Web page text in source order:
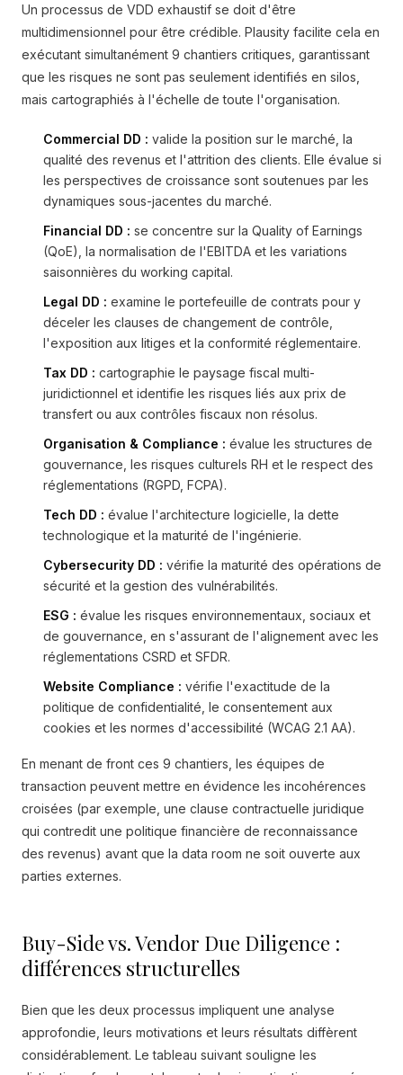
Un processus de VDD exhaustif se doit d'être
multidimensionnel pour être crédible. Plausity facilite cela en
exécutant simultanément 9 chantiers critiques, garantissant
que les risques ne sont pas seulement identifiés en silos,
mais cartographiés à l'échelle de toute l'organisation.
Commercial DD : valide la position sur le marché, la
qualité des revenus et l'attrition des clients. Elle évalue si
les perspectives de croissance sont soutenues par les
dynamiques sous-jacentes du marché.
Financial DD : se concentre sur la Quality of Earnings
(QoE), la normalisation de l'EBITDA et les variations
saisonnières du working capital.
Legal DD : examine le portefeuille de contrats pour y
déceler les clauses de changement de contrôle,
l'exposition aux litiges et la conformité réglementaire.
Tax DD : cartographie le paysage fiscal multi-
juridictionnel et identifie les risques liés aux prix de
transfert ou aux contrôles fiscaux non résolus.
Organisation & Compliance : évalue les structures de
gouvernance, les risques culturels RH et le respect des
réglementations (RGPD, FCPA).
Tech DD : évalue l'architecture logicielle, la dette
technologique et la maturité de l'ingénierie.
Cybersecurity DD : vérifie la maturité des opérations de
sécurité et la gestion des vulnérabilités.
ESG : évalue les risques environnementaux, sociaux et
de gouvernance, en s'assurant de l'alignement avec les
réglementations CSRD et SFDR.
Website Compliance : vérifie l'exactitude de la
politique de confidentialité, le consentement aux
cookies et les normes d'accessibilité (WCAG 2.1 AA).
En menant de front ces 9 chantiers, les équipes de
transaction peuvent mettre en évidence les incohérences
croisées (par exemple, une clause contractuelle juridique
qui contredit une politique financière de reconnaissance
des revenus) avant que la data room ne soit ouverte aux
parties externes.
Buy-Side vs. Vendor Due Diligence :
différences structurelles
Bien que les deux processus impliquent une analyse
approfondie, leurs motivations et leurs résultats diffèrent
considérablement. Le tableau suivant souligne les